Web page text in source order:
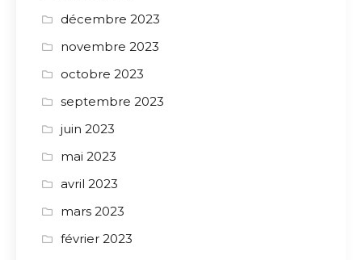
décembre 2023
novembre 2023
octobre 2023
septembre 2023
juin 2023
mai 2023
avril 2023
mars 2023
février 2023